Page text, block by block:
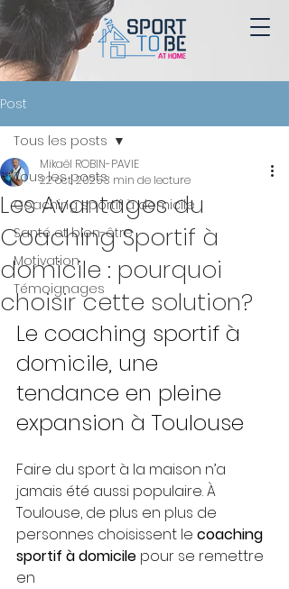
Post
Tous les posts
Coaching sportif à domicile
Santé et bien-être
Motivation
Témoignages
Tous les posts
Les Avantages du
Coaching Sportif à
domicile : pourquoi
choisir cette solution?
Mikaël ROBIN-PAVIE
22 oct. 20253 min de lecture
Le coaching sportif à
domicile, une
tendance en pleine
expansion à Toulouse
Faire du sport à la maison n’a
jamais été aussi populaire. À
Toulouse, de plus en plus de
personnes choisissent le coaching
sportif à domicile pour se remettre
en